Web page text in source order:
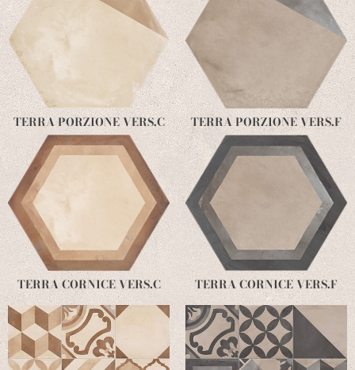
TERRA PORZIONE VERS.C TERRA PORZIONE VERS.F
TERRA CORNICE VERS.C TERRA CORNICE VERS.F